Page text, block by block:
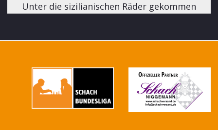
Unter die sizilianischen Räder gekommen